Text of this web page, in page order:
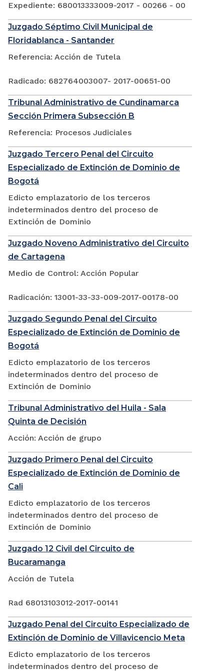
Expediente: 680013333009-2017 - 00266 - 00
Juzgado Séptimo Civil Municipal de
Floridablanca - Santander
Referencia: Acción de Tutela
Radicado: 682764003007- 2017-00651-00
Tribunal Administrativo de Cundinamarca
Sección Primera Subsección B
Referencia: Procesos Judiciales
Juzgado Tercero Penal del Circuito
Especializado de Extinción de Dominio de
Bogotá
Edicto emplazatorio de los terceros
indeterminados dentro del proceso de
Extinción de Dominio
Juzgado Noveno Administrativo del Circuito
de Cartagena
Medio de Control: Acción Popular
Radicación: 13001-33-33-009-2017-00178-00
Juzgado Segundo Penal del Circuito
Especializado de Extinción de Dominio de
Bogotá
Edicto emplazatorio de los terceros
indeterminados dentro del proceso de
Extinción de Dominio
Tribunal Administrativo del Huila - Sala
Quinta de Decisión
Acción: Acción de grupo
Juzgado Primero Penal del Circuito
Especializado de Extinción de Dominio de
Cali
Edicto emplazatorio de los terceros
indeterminados dentro del proceso de
Extinción de Dominio
Juzgado 12 Civil del Circuito de
Bucaramanga
Acción de Tutela
Rad 68013103012-2017-00141
Juzgado Penal del Circuito Especializado de
Extinción de Dominio de Villavicencio Meta
Edicto emplazatorio de los terceros
indeterminados dentro del proceso de